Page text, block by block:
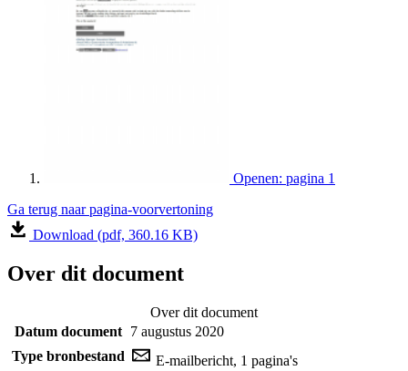
Openen: pagina 1
Ga terug naar pagina-voorvertoning
Download (pdf, 360.16 KB)
Over dit document
Over dit document
Datum document 7 augustus 2020
Type bronbestand
E-mailbericht, 1 pagina's